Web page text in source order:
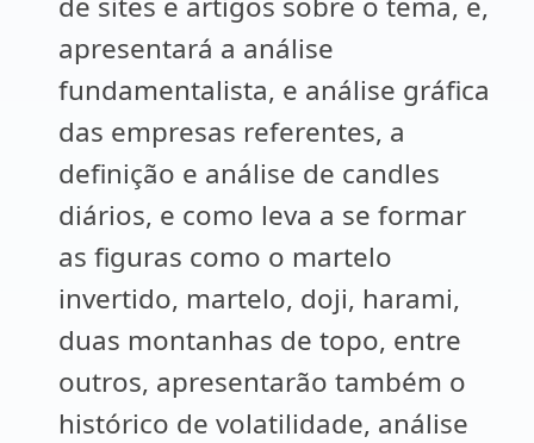
apresentará a análise
fundamentalista, e análise gráfica
das empresas referentes, a
definição e análise de candles
diários, e como leva a se formar
as figuras como o martelo
invertido, martelo, doji, harami,
duas montanhas de topo, entre
outros, apresentarão também o
histórico de volatilidade, análise